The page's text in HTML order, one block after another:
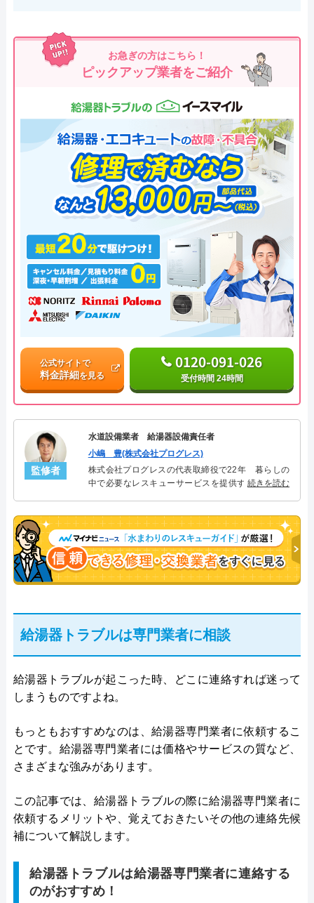
お急ぎの方はこちら！
ピックアップ業者をご紹介
公式サイトで
料金詳細を見る
0120-091-026
受付時間 24時間
監修者
水道設備業者 給湯器設備責任者
小嶋 豊(株式会社プログレス)
株式会社プログレスの代表取締役で22年 暮らしの
中で必要なレスキューサービスを提供する株式会社
決。多くのお客様に信頼される「給湯器」のスペシ
ャリスト。
続きを読む
給湯器トラブルは専門業者に相談
給湯器トラブルが起こった時、どこに連絡すれば迷って
しまうものですよね。
もっともおすすめなのは、給湯器専門業者に依頼するこ
とです。給湯器専門業者には価格やサービスの質など、
さまざまな強みがあります。
この記事では、給湯器トラブルの際に給湯器専門業者に
依頼するメリットや、覚えておきたいその他の連絡先候
補について解説します。
給湯器トラブルは給湯器専門業者に連絡する
のがおすすめ！